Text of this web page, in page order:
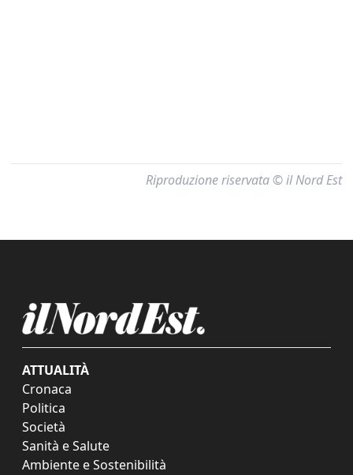
Riproduzione riservata © il Nord Est
ATTUALITÀ
Cronaca
Politica
Società
Sanità e Salute
Ambiente e Sostenibilità